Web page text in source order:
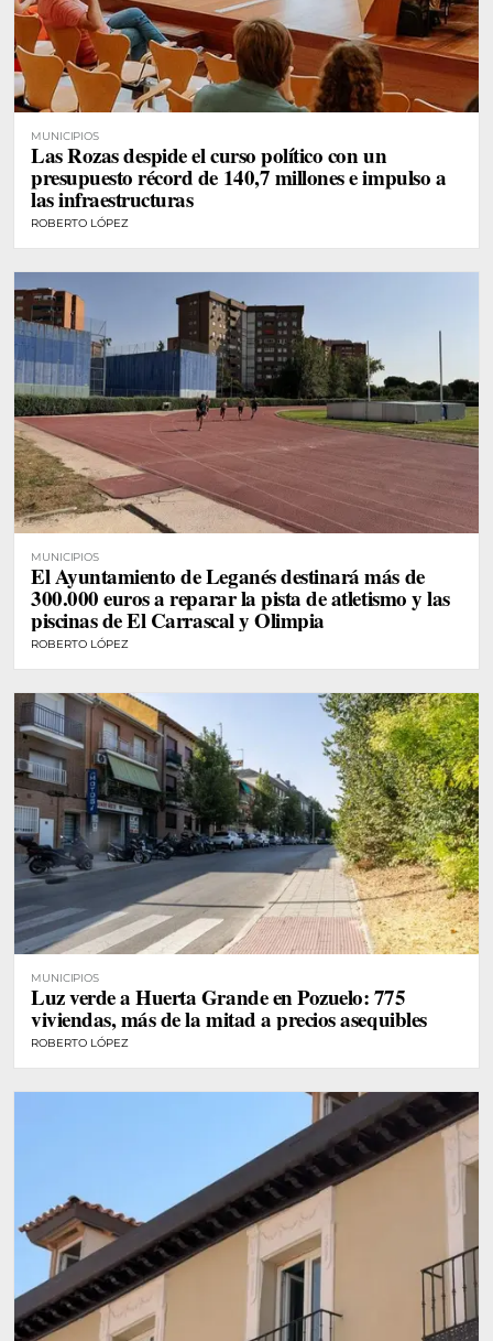
MUNICIPIOS
Las Rozas despide el curso político con un
presupuesto récord de 140,7 millones e impulso a
las infraestructuras
ROBERTO LÓPEZ
MUNICIPIOS
El Ayuntamiento de Leganés destinará más de
300.000 euros a reparar la pista de atletismo y las
piscinas de El Carrascal y Olimpia
ROBERTO LÓPEZ
MUNICIPIOS
Luz verde a Huerta Grande en Pozuelo: 775
viviendas, más de la mitad a precios asequibles
ROBERTO LÓPEZ